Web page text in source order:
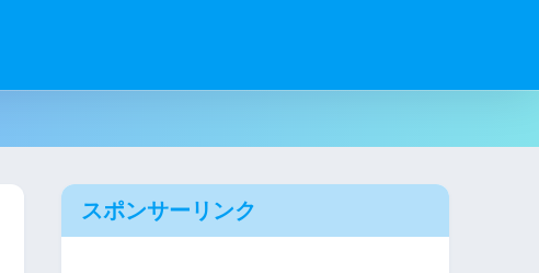
スポンサーリンク